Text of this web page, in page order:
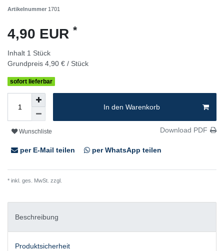
Artikelnummer 1701
4,90 EUR *
Inhalt 1 Stück
Grundpreis 4,90 € / Stück
sofort lieferbar
In den Warenkorb
Wunschliste Download PDF
per E-Mail teilen per WhatsApp teilen
* inkl. ges. MwSt. zzgl.
Beschreibung
Produktsicherheit